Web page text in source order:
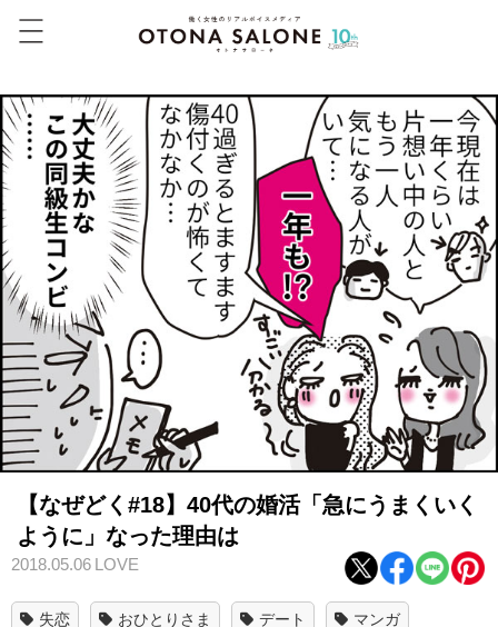
【なぜどく#18】40代の婚活「急にうまくいく
ように」なった理由は
2018.05.06 LOVE
失恋 おひとりさま デート マンガ